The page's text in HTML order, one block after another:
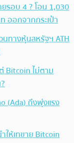
รอบ 4 ? โอน 1,030
ออกจากกระเป๋า
ทางหุ้นสหรัฐฯ ATH
Bitcoin ไม่ตาม
(Ada) ถึงพุ่งแรง
ให้เทขาย Bitcoin